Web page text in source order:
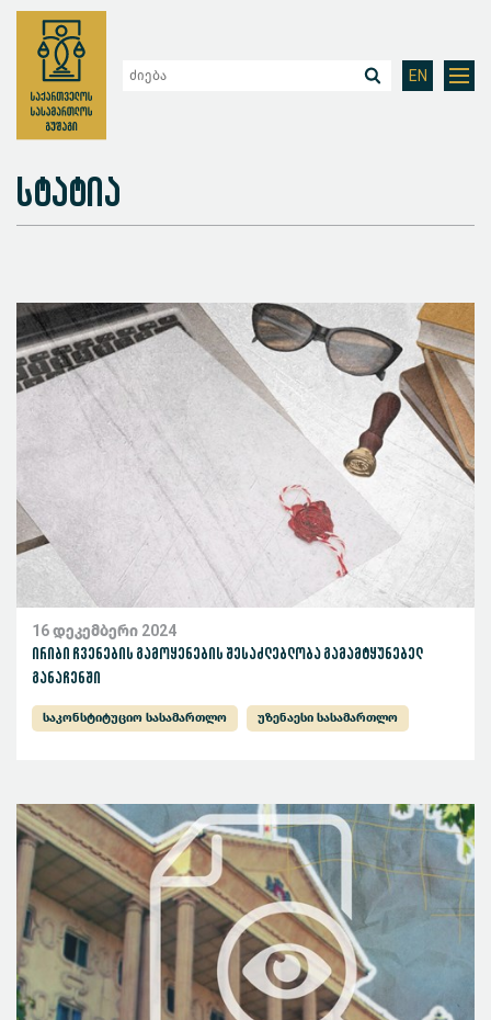
EN
სტატია
16 დეკემბერი 2024
ირიბი ჩვენების გამოყენების შესაძლებლობა გამამტყუნებელ
განაჩენში
საკონსტიტუციო სასამართლო უზენაესი სასამართლო